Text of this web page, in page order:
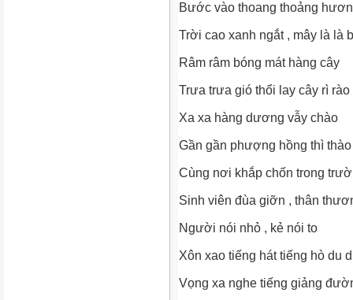
Bước vào thoang thoảng
Trời cao xanh ngắt , mây là là
Râm râm bóng mát hàng cây
Trưa trưa gió thổi lay cây rì rào
Xa xa hàng dương vẫy chào
Gần gần phượng hồng thì
Cùng nơi khắp chốn trong
Sinh viên đùa giỡn , thân
Người nói nhỏ , kẻ nói to
Xôn xao tiếng hát tiếng hò du
Vọng xa nghe tiếng giảng